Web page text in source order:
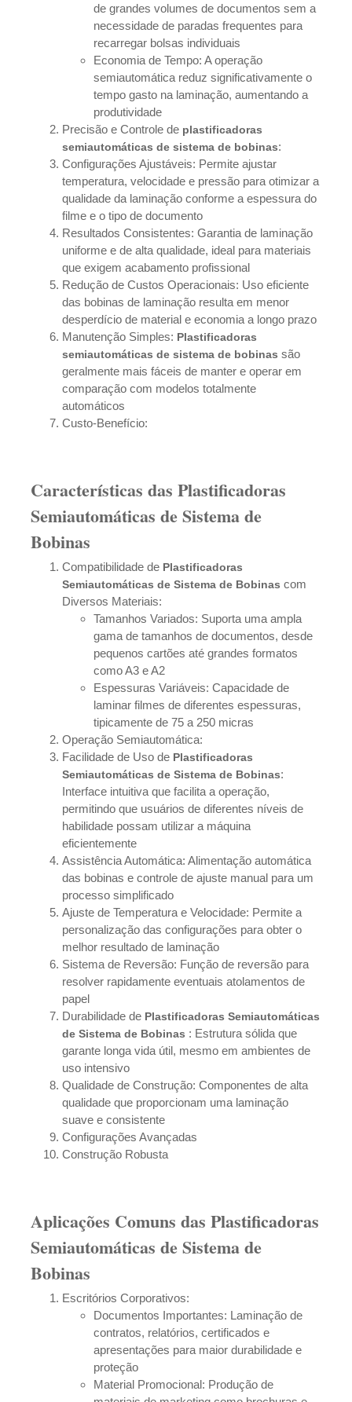
de grandes volumes de documentos sem a
necessidade de paradas frequentes para
recarregar bolsas individuais
Economia de Tempo: A operação
semiautomática reduz significativamente o
tempo gasto na laminação, aumentando a
produtividade
Precisão e Controle de plastificadoras
semiautomáticas de sistema de bobinas:
Configurações Ajustáveis: Permite ajustar
temperatura, velocidade e pressão para otimizar a
qualidade da laminação conforme a espessura do
filme e o tipo de documento
Resultados Consistentes: Garantia de laminação
uniforme e de alta qualidade, ideal para materiais
que exigem acabamento profissional
Redução de Custos Operacionais: Uso eficiente
das bobinas de laminação resulta em menor
desperdício de material e economia a longo prazo
Manutenção Simples: Plastificadoras
semiautomáticas de sistema de bobinas são
geralmente mais fáceis de manter e operar em
comparação com modelos totalmente
automáticos
Custo-Benefício:
Características das Plastificadoras
Semiautomáticas de Sistema de
Bobinas
Compatibilidade de Plastificadoras
Semiautomáticas de Sistema de Bobinas com
Diversos Materiais:
Tamanhos Variados: Suporta uma ampla
gama de tamanhos de documentos, desde
pequenos cartões até grandes formatos
como A3 e A2
Espessuras Variáveis: Capacidade de
laminar filmes de diferentes espessuras,
tipicamente de 75 a 250 micras
Operação Semiautomática:
Facilidade de Uso de Plastificadoras
Semiautomáticas de Sistema de Bobinas:
Interface intuitiva que facilita a operação,
permitindo que usuários de diferentes níveis de
habilidade possam utilizar a máquina
eficientemente
Assistência Automática: Alimentação automática
das bobinas e controle de ajuste manual para um
processo simplificado
Ajuste de Temperatura e Velocidade: Permite a
personalização das configurações para obter o
melhor resultado de laminação
Sistema de Reversão: Função de reversão para
resolver rapidamente eventuais atolamentos de
papel
Durabilidade de Plastificadoras Semiautomáticas
de Sistema de Bobinas : Estrutura sólida que
garante longa vida útil, mesmo em ambientes de
uso intensivo
Qualidade de Construção: Componentes de alta
qualidade que proporcionam uma laminação
suave e consistente
Configurações Avançadas
Construção Robusta
Aplicações Comuns das Plastificadoras
Semiautomáticas de Sistema de
Bobinas
Escritórios Corporativos:
Documentos Importantes: Laminação de
contratos, relatórios, certificados e
apresentações para maior durabilidade e
proteção
Material Promocional: Produção de